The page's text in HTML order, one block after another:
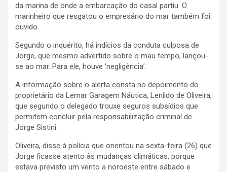
da marina de onde a embarcação do casal partiu. O
marinheiro que resgatou o empresário do mar também foi
ouvido.
Segundo o inquérito, há indícios da conduta culposa de
Jorge, que mesmo advertido sobre o mau tempo, lançou-
se ao mar. Para ele, houve ‘negligência’.
A informação sobre o alerta consta no depoimento do
proprietário da Lemar Garagem Náutica, Lenildo de Oliveira,
que segundo o delegado trouxe seguros subsídios que
permitem concluir pela responsabilização criminal de
Jorge Sistini.
Oliveira, disse à polícia que orientou na sexta-feira (26) que
Jorge ficasse atento às mudanças climáticas, porque
estava previsto um vento a noroeste entre sábado e